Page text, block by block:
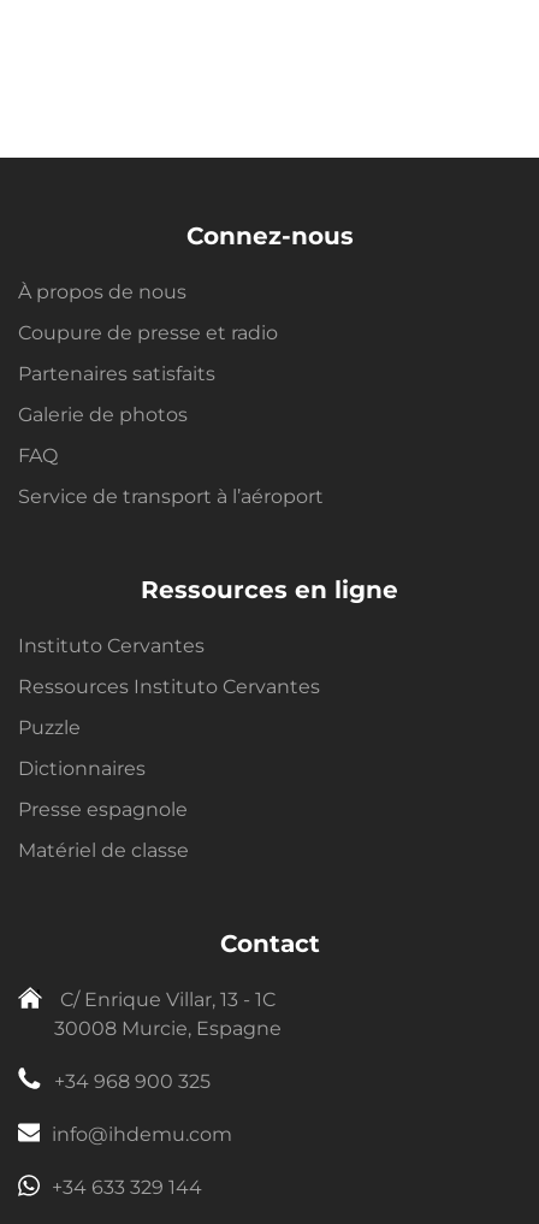
Connez-nous
À propos de nous
Coupure de presse et radio
Partenaires satisfaits
Galerie de photos
FAQ
Service de transport à l’aéroport
Ressources en ligne
Instituto Cervantes
Ressources Instituto Cervantes
Puzzle
Dictionnaires
Presse espagnole
Matériel de classe
Contact
C/ Enrique Villar, 13 - 1C
30008 Murcie, Espagne
+34 968 900 325
info@ihdemu.com
+34 633 329 144